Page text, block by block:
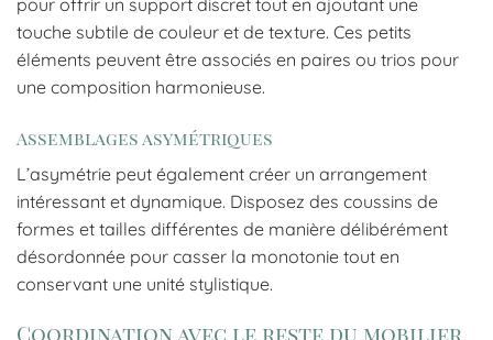
touche subtile de couleur et de texture. Ces petits
éléments peuvent être associés en paires ou trios pour
une composition harmonieuse.
Assemblages asymétriques
L’asymétrie peut également créer un arrangement
intéressant et dynamique. Disposez des coussins de
formes et tailles différentes de manière délibérément
désordonnée pour casser la monotonie tout en
conservant une unité stylistique.
Coordination avec le reste du mobilier